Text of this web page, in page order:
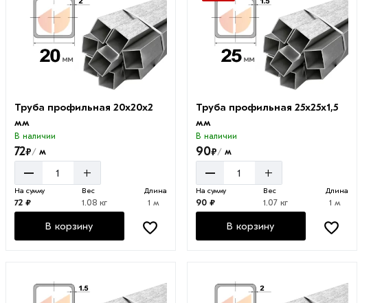
Труба профильная 20х20х2
мм
В наличии
72₽/м
– +
На сумму
72 ₽
Вес
1.08 кг
Длина
1 м
В корзину
Труба профильная 25х25х1,5
мм
В наличии
90₽/м
– +
На сумму
90 ₽
Вес
1.07 кг
Длина
1 м
В корзину